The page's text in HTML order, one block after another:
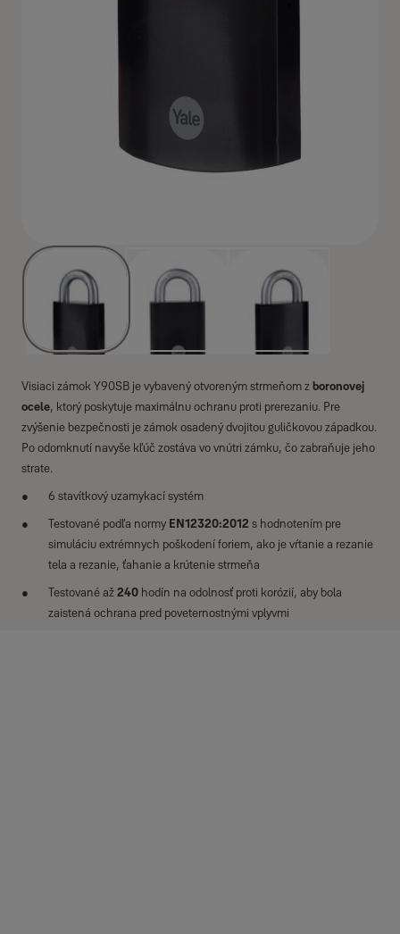
Visiaci zámok Y90SB je vybavený otvoreným strmeňom zboronovej
ocele, ktorý poskytuje maximálnu ochranu proti prerezaniu. Pre
zvýšenie bezpečnosti je zámok osadený dvojitou guličkovou západkou.
Po odomknutí navyše kľúč zostáva vo vnútri zámku, čo zabraňuje jeho
strate.
6 stavítkový uzamykací systém
Testované podľa normy EN12320:2012 s hodnotením pre
simuláciu extrémnych poškodení foriem, ako je vŕtanie a rezanie
tela a rezanie, ťahanie a krútenie strmeňa
Testované až240 hodín na odolnosť proti korózií, aby bola
zaistená ochrana pred poveternostnými vplyvmi